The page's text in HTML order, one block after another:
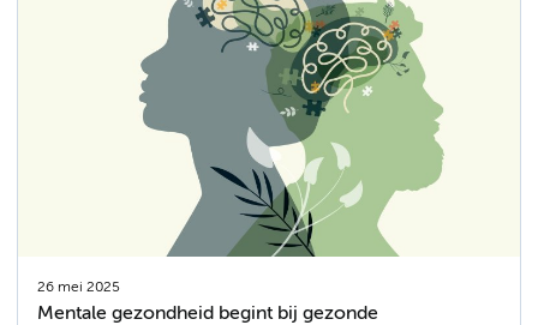
26 mei 2025
Mentale gezondheid begint bij gezonde